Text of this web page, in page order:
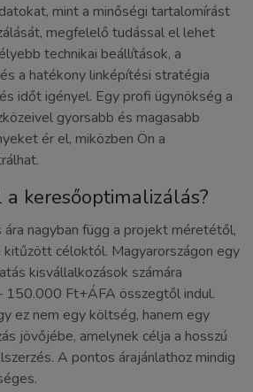
mint a minőségi tartalomírást
megfelelő tudással el lehet
technikai beállítások, a
a hatékony linképítési stratégia
időt igényel. Egy profi ügynökség a
gyorsabb és magasabb
ér el, miközben Ön a
keresőoptimalizálás?
nagyban függ a projekt méretétől,
kitűzött céloktól. Magyarországon egy
kisvállalkozások számára
150.000 Ft+ÁFA összegtől indul.
ez nem egy költség, hanem egy
jövőjébe, amelynek célja a hosszú
A pontos árajánlathoz mindig